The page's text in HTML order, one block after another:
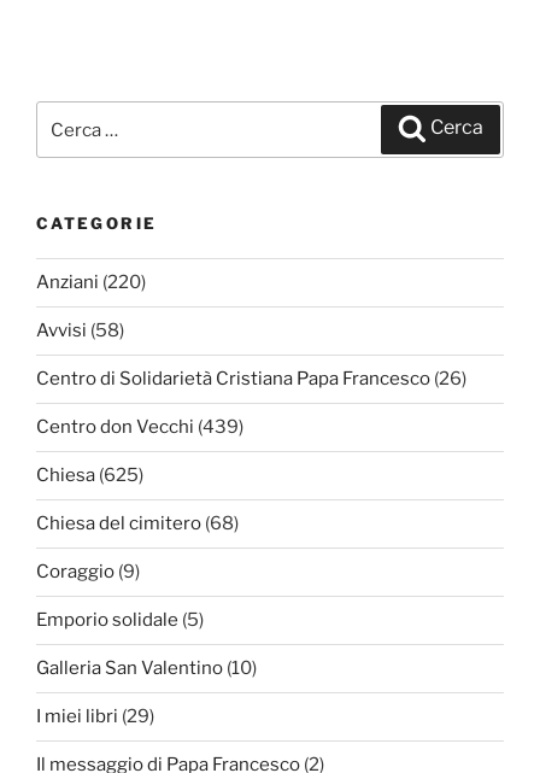
Cerca
CATEGORIE
Anziani (220)
Avvisi (58)
Centro di Solidarietà Cristiana Papa Francesco (26)
Centro don Vecchi (439)
Chiesa (625)
Chiesa del cimitero (68)
Coraggio (9)
Emporio solidale (5)
Galleria San Valentino (10)
I miei libri (29)
Il messaggio di Papa Francesco (2)